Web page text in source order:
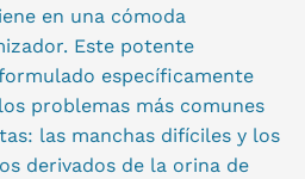
en una cómoda
Este potente
específicamente
problemas más comunes
las manchas difíciles y los
derivados de la orina de